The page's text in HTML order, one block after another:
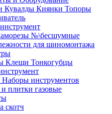
Кувалды Киянки Топоры
№\бесшумные
для шиномонтажа
Клещи Тонкогубцы
Наборы инструментов
плитки газовые
скотч